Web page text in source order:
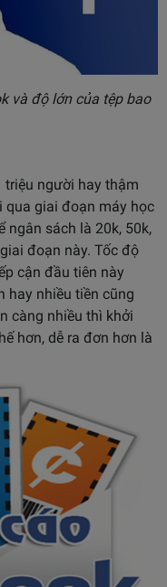
và độ lớn của tệp bao
triệu người hay thậm
giai đoạn máy học
ngân sách là 20k, 50k,
đoạn này. Tốc độ
cận đầu tiên này
hay nhiều tiền cũng
càng nhiều thì khởi
hơn, dễ ra đơn hơn là